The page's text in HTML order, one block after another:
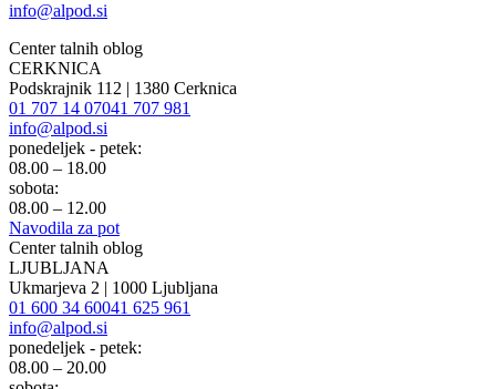
info@alpod.si
Center talnih oblog
CERKNICA
Podskrajnik 112 | 1380 Cerknica
01 707 14 07041 707 981
info@alpod.si
ponedeljek - petek:
08.00 – 18.00
sobota:
08.00 – 12.00
Navodila za pot
Center talnih oblog
LJUBLJANA
Ukmarjeva 2 | 1000 Ljubljana
01 600 34 60041 625 961
info@alpod.si
ponedeljek - petek:
08.00 – 20.00